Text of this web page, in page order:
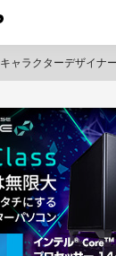
キャラクターデザイナー片桐裕司氏による彫刻セミナ